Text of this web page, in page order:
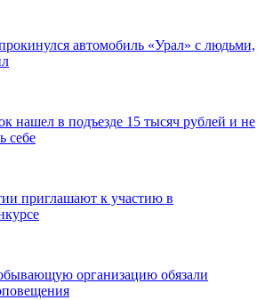
автомобиль «Урал» с людьми,
нашел в подъезде 15 тысяч рублей и не
себе
приглашают к участию в
организацию обязали